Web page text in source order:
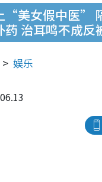
“美女假中医”
治耳鸣不成反
娱乐